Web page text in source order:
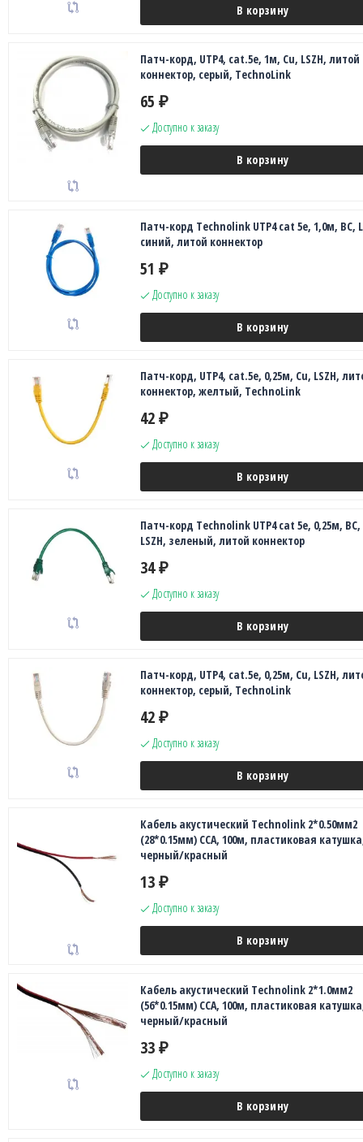
В корзину
Патч-корд, UTP4, cat.5e, 1м, Сu, LSZH, литой
коннектор, серый, TechnoLink
65 ₽
Доступно к заказу
В корзину
Патч-корд Technolink UTP4 cat 5e, 1,0м, ВС,
синий, литой коннектор
51 ₽
Доступно к заказу
В корзину
Патч-корд, UTP4, cat.5e, 0,25м, Сu, LSZH,
коннектор, желтый, TechnoLink
42 ₽
Доступно к заказу
В корзину
Патч-корд Technolink UTP4 cat 5e, 0,25м, ВС,
LSZH, зеленый, литой коннектор
34 ₽
Доступно к заказу
В корзину
Патч-корд, UTP4, cat.5e, 0,25м, Сu, LSZH,
коннектор, серый, TechnoLink
42 ₽
Доступно к заказу
В корзину
Кабель акустический Technolink 2*0.50мм2
(28*0.15мм) CCA, 100м, пластиковая
черный/красный
13 ₽
Доступно к заказу
В корзину
Кабель акустический Technolink 2*1.0мм2
(56*0.15мм) CCA, 100м, пластиковая
черный/красный
33 ₽
Доступно к заказу
В корзину